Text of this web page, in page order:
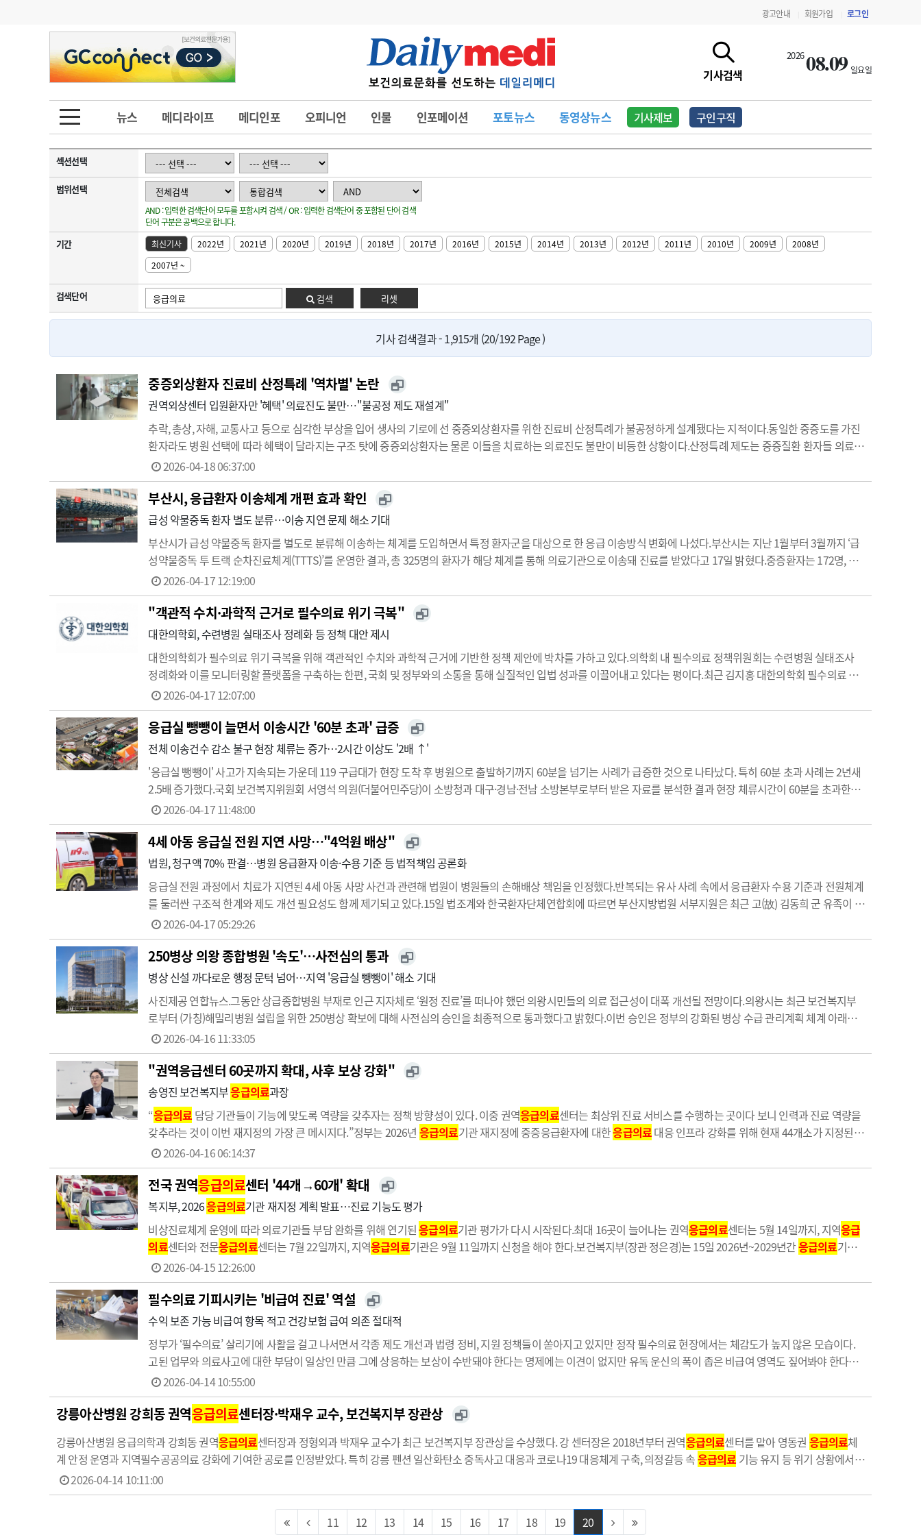
광고안내 회원가입 로그인
기사검색
202608.09 일요일
뉴스 메디라이프 메디인포 오피니언 인물 인포메이션 포토뉴스 동영상뉴스 기사제보 구인구직
금주의 검색어
1
의사인력 수급 추계
성분명 처방
AI의료
4
전공의 모집 결과
5
의사국시 합격률
6
관리급여 실시
10 약가인하
인사 사고
오피니언 칼럼 수첩
인물 초대석 피플
동영상뉴스
포토뉴스 포토뉴스
지역병원 중소병원
인포메이션 행정처분 판례 유권해석 정책/통계 공시 지침·기준·평가 약제급여 심사 결과
학회·연수강좌 학회/연수강좌 행사
고객센터 회사소개 법적고지 광고안내
섹션선택
범위선택
AND : 입력한 검색단어 모두를 포함시켜 검색 / OR : 입력한 검색단어 중 포함된 단어 검색
단어 구분은 공백으로 합니다.
기간 최신기사 2022년 2021년 2020년 2019년 2018년 2017년 2016년 2015년 2014년 2013년 2012년 2011년 2010년 2009년
2008년
2007년 ~
검색단어 검색 리셋
기사 검색결과 - 1,915개 (20/192 Page )
중증외상환자 진료비 산정특례 '역차별' 논란
권역외상센터 입원환자만 '혜택' 의료진도 불만…"불공정 제도 재설계"
추락, 총상, 자해, 교통사고 등으로 심각한 부상을 입어 생사의 기로에 선 중증외상환자를 위한 진료비 산정특례가 불공정하게 설계됐다는 지적이다.동일한 중증도를 가진
환자라도 병원 선택에 따라 혜택이 달라지는 구조 탓에 중증외상환자는 물론 이들을 치료하는 의료진도 불만이 비등한 상황이다.산정특례 제도는 중증질환 환자들 의료비
부담을 경감시키기 위해 만들어진 국민건강보험의 특별 혜택 제도다.일반적으로 건강보험 적용 시 환자는 진료비 일정 부분을 본인이 부담하게 되는데, 산정특례가 적용
되면 이 비율이 대폭 낮아져 경제적 부담을 덜 수…
2026-04-18 06:37:00
부산시, 응급환자 이송체계 개편 효과 확인
급성 약물중독 환자 별도 분류…이송 지연 문제 해소 기대
부산시가 급성 약물중독 환자를 별도로 분류해 이송하는 체계를 도입하면서 특정 환자군을 대상으로 한 응급 이송방식 변화에 나섰다.부산시는 지난 1월부터 3월까지 ‘급
성약물중독 투 트랙 순차진료체계(TTTS)’를 운영한 결과, 총 325명의 환자가 해당 체계를 통해 의료기관으로 이송돼 진료를 받았다고 17일 밝혔다.중증환자는 172명, 경
증환자는 153명으로 하루 평균 약 4.1건이 이송됐다.운영 과정에서는 병원 수용 지연과 이송 과정에서의 반복 이동이 완화된 것으로 나타났으며, 특히 중증환자가 절반 이
상을 차지하면서 초기단계…
2026-04-17 12:19:00
"객관적 수치·과학적 근거로 필수의료 위기 극복"
대한의학회, 수련병원 실태조사 정례화 등 정책 대안 제시
대한의학회가 필수의료 위기 극복을 위해 객관적인 수치와 과학적 근거에 기반한 정책 제안에 박차를 가하고 있다.의학회 내 필수의료 정책위원회는 수련병원 실태조사
정례화와 이를 모니터링할 플랫폼을 구축하는 한편, 국회 및 정부와의 소통을 통해 실질적인 입법 성과를 이끌어내고 있다는 평이다.최근 김지홍 대한의학회 필수의료 정
책이사는 '필수의료 정책연구 위원회' 활동 보고를 통해 필수의료 정책위원회의 추진 사업과 향후 목표를 공개했다.위원회는 내과, 외과, 산부인과, 소아청소년과, 응급의
학과 등 필수의료 핵심 5개 과를 중심으로 구성…
2026-04-17 12:07:00
응급실 뺑뺑이 늘면서 이송시간 '60분 초과' 급증
전체 이송건수 감소 불구 현장 체류는 증가…2시간 이상도 '2배 ↑'
'응급실 뺑뺑이' 사고가 지속되는 가운데 119 구급대가 현장 도착 후 병원으로 출발하기까지 60분을 넘기는 사례가 급증한 것으로 나타났다. 특히 60분 초과 사례는 2년새
2.5배 증가했다.국회 보건복지위원회 서영석 의원(더불어민주당)이 소방청과 대구·경남·전남 소방본부로부터 받은 자료를 분석한 결과 현장 체류시간이 60분을 초과한
사례가 2023년 이후 해마다 늘었다.구체적으로 보면 현장 체류 60분 이상 이송건수는 2023년 3만3933건에서 2025년 7만9455건으로 2.3배 증가했다.이중 60~120분 구
간은 38…
2026-04-17 11:48:00
4세 아동 응급실 전원 지연 사망…"4억원 배상"
법원, 청구액 70% 판결…병원 응급환자 이송·수용 기준 등 법적책임 공론화
응급실 전원 과정에서 치료가 지연된 4세 아동 사망 사건과 관련해 법원이 병원들의 손해배상 책임을 인정했다.반복되는 유사 사례 속에서 응급환자 수용 기준과 전원체계
를 둘러싼 구조적 한계와 제도 개선 필요성도 함께 제기되고 있다.15일 법조계와 한국환자단체연합회에 따르면 부산지방법원 서부지원은 최근 고(故) 김동희 군 유족이 경
남 소재 대학병원과 2차 병원을 상대로 제기한 손해배상 청구 소송에서 원고 일부 승소 판결을 내렸다. 재판부는 "청구액의 70%에 해당하는 약 4억원을 배상하라"고 판결
했다.김…
2026-04-17 05:29:26
250병상 의왕 종합병원 '속도'…사전심의 통과
병상 신설 까다로운 행정 문턱 넘어…지역 '응급실 뺑뺑이' 해소 기대
사진제공 연합뉴스.그동안 상급종합병원 부재로 인근 지자체로 ‘원정 진료’를 떠나야 했던 의왕시민들의 의료 접근성이 대폭 개선될 전망이다.의왕시는 최근 보건복지부
로부터 (가칭)해밀리병원 설립을 위한 250병상 확보에 대해 사전심의 승인을 최종적으로 통과했다고 밝혔다.이번 승인은 정부의 강화된 병상 수급 관리계획 체계 아래에
서 이뤄진 것으로, 의료법상 병상 신설을 위한 가장 까다로운 행정적 문턱을 넘었다는 점에서 큰 의미를 지닌다.특히 지역 내
실 뺑뺑이’ 우려를 해소하고 필수의료 안전…
2026-04-16 11:33:05
"권역응급센터 60곳까지 확대, 사후 보상 강화"
송영진 보건복지부응급의료과장
“응급의료 담당 기관들이 기능에 맞도록 역량을 갖추자는 정책 방향성이 있다. 이중 권역응급의료센터는 최상위 진료 서비스를 수행하는 곳이다 보니 인력과 진료 역량을
갖추라는 것이 이번 재지정의 가장 큰 메시지다.”정부는 2026년 응급의료기관 재지정에 중증응급환자에 대한응급의료대응 인프라 강화를 위해 현재 44개소가 지정된
권역응급의료센터를 최대 60개소까지 추가 확대한다.서울인천, 경기강원, 대전충청, 광주전라, 대구경북, 부울경남 등 6대 광역을 기준으로 지역 내
및응급의료수요, 의료기관 역량…
2026-04-16 06:14:37
전국 권역응급의료센터 '44개→60개' 확대
복지부, 2026응급의료기관 재지정 계획 발표…진료 기능도 평가
비상진료체계 운영에 따라 의료기관들 부담 완화를 위해 연기된응급의료기관 평가가 다시 시작된다.최대 16곳이 늘어나는 권역응급의료센터는 5월 14일까지, 지역응급
의료센터와 전문응급의료센터는 7월 22일까지, 지역응급의료기관은 9월 11일까지 신청을 해야 한다.보건복지부(장관 정은경)는 15일 2026년~2029년간응급의료기관
으로 지정될 의료기관 선정을 위한 ‘2026년
째 시행 중이다.응급의료기관…
2026-04-15 12:26:00
필수의료 기피시키는 '비급여 진료' 역설
수익 보존 가능 비급여 항목 적고 건강보험 급여 의존 절대적
정부가 ‘필수의료’ 살리기에 사활을 걸고 나서면서 각종 제도 개선과 법령 정비, 지원 정책들이 쏟아지고 있지만 정작 필수의료 현장에서는 체감도가 높지 않은 모습이다.
고된 업무와 의료사고에 대한 부담이 일상인 만큼 그에 상응하는 보상이 수반돼야 한다는 명제에는 이견이 없지만 유독 운신의 폭이 좁은 비급여 영역도 짚어봐야 한다는
지적이다. 비필수의료 진료과목의 경우 각종 비급여를 통한 수익 보전이 일반화된지 오래지만 필수의료 분야는 비급여 항목이 많지 않아 건강보험 급여 의존도가 절대적
인 상황이다. 젊은의사들의 필수의료 기피…
2026-04-14 10:55:00
강릉아산병원 강희동 권역응급의료센터장·박재우 교수, 보건복지부 장관상
강릉아산병원 응급의학과 강희동 권역응급의료센터장과 정형외과 박재우 교수가 최근 보건복지부 장관상을 수상했다. 강 센터장은 2018년부터 권역응급의료센터를 맡아 영동권 응급의료체
계 안정 운영과 지역필수공공의료 강화에 기여한 공로를 인정받았다. 특히 강릉 펜션 일산화탄소 중독사고 대응과 코로나19 대응체계 구축, 의정갈등 속응급의료 기능 유지 등 위기 상황에서
역할을 수행했다. 박 교수는 지난해 강릉 의료 관련 감염병 상황에서 신고·진료와 역학조사 자문을 맡아 지역 감염병 감시 기능 강화에 기여한 점이 높이 평가됐다.
2026-04-14 10:11:00
11 12 13 14 15 16 17 18 19 20